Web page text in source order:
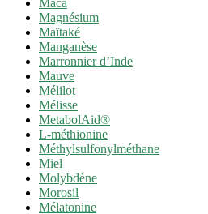
Maca
Magnésium
Maïtaké
Manganèse
Marronnier d’Inde
Mauve
Mélilot
Mélisse
MetabolAid®
L-méthionine
Méthylsulfonylméthane
Miel
Molybdène
Morosil
Mélatonine